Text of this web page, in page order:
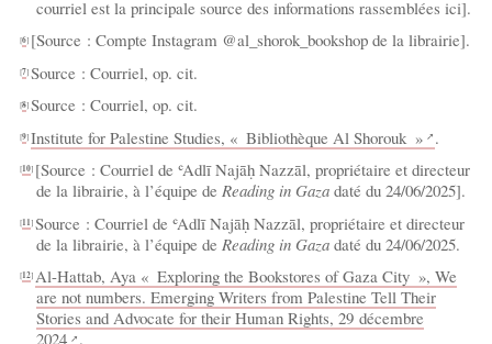
courriel est la principale source des informations rassemblées ici].
[6] [Source : Compte Instagram @​​al_shorok_bookshop de la librairie].
[7] Source : Courriel, op. cit.
[8] Source : Courriel, op. cit.
[9] Institute for Palestine Studies, « Bibliothèque Al Shorouk » .
[10] [Source : Courriel de ʿAdlī Najāḥ Nazzāl, propriétaire et directeur
de la librairie, à l’équipe de Reading in Gazadaté du 24/06/2025].
[11 ] Source : Courriel de ʿAdlī Najāḥ Nazzāl, propriétaire et directeur
de la librairie, à l’équipe de Reading in Gazadaté du 24/06/2025.
[12] Al-Hattab, Aya « Exploring the Bookstores of Gaza City », We
are not numbers. Emerging Writers from Palestine Tell Their
Stories and Advocate for their Human Rights, 29 décembre
2024
.